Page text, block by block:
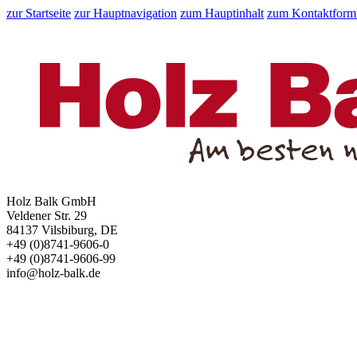
zur Startseite zur Hauptnavigation zum Hauptinhalt zum
Holz Balk GmbH
Veldener Str. 29
84137 Vilsbiburg, DE
+49 (0)8741-9606-0
+49 (0)8741-9606-99
info@holz-balk.de